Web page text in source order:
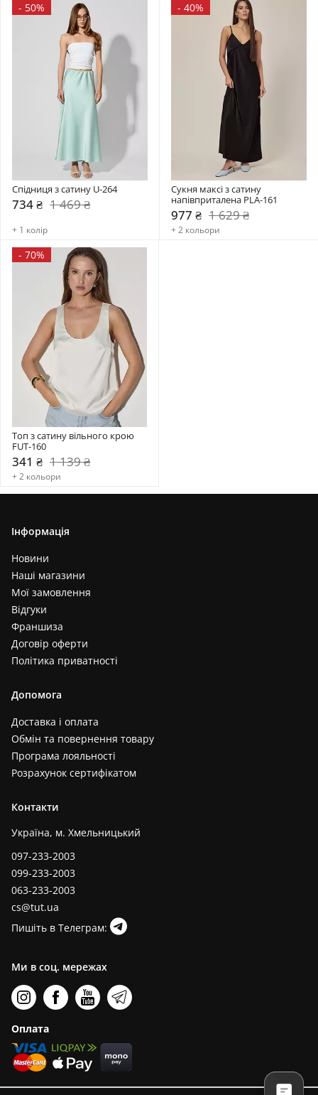
- 50%
Спідниця з сатину U-264
734 ₴ 1 469 ₴
+ 1 колір
- 40%
Сукня максі з сатину
напівприталена PLA-161
977 ₴ 1 629 ₴
+ 2 кольори
- 70%
Топ з сатину вільного крою
FUT-160
341 ₴ 1 139 ₴
+ 2 кольори
Інформація
Новини
Наші магазини
Мої замовлення
Відгуки
Франшиза
Договір оферти
Політика приватності
Допомога
Доставка і оплата
Обмін та повернення товару
Програма лояльності
Розрахунок сертифікатом
Контакти
Україна, м. Хмельницький
097-233-2003
099-233-2003
063-233-2003
cs@tut.ua
Пишіть в Телеграм:
Ми в соц. мережах
Оплата